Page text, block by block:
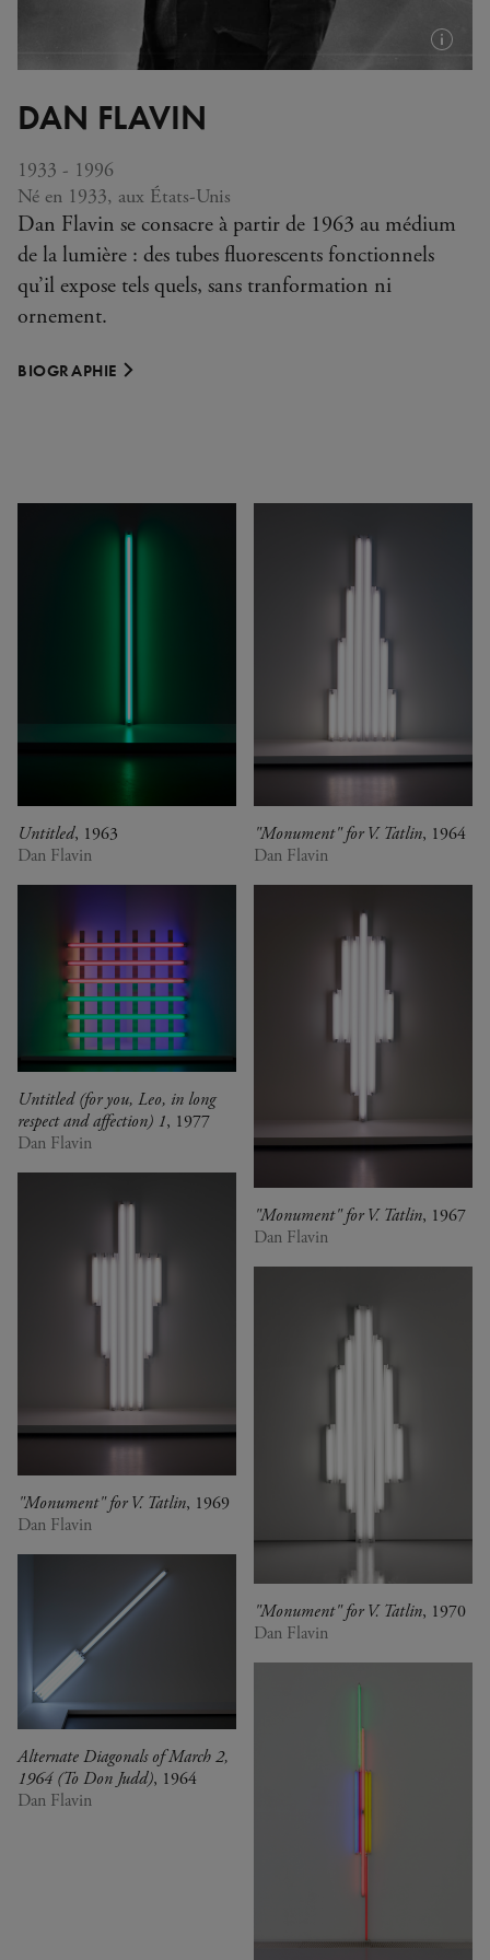
DAN FLAVIN
1933 - 1996
Né en 1933, aux États-Unis
Dan Flavin se consacre à partir de 1963 au médium
de la lumière : des tubes fluorescents fonctionnels
qu’il expose tels quels, sans tranformation ni
ornement.
BIOGRAPHIE
Untitled, 1963
Dan Flavin
Untitled (for you, Leo, in long
respect and affection) 1, 1977
Dan Flavin
"Monument" for V. Tatlin, 1969
Dan Flavin
Alternate Diagonals of March 2,
1964 (To Don Judd), 1964
Dan Flavin
"Monument" for V. Tatlin, 1964
Dan Flavin
"Monument" for V. Tatlin, 1967
Dan Flavin
"Monument" for V. Tatlin, 1970
Dan Flavin